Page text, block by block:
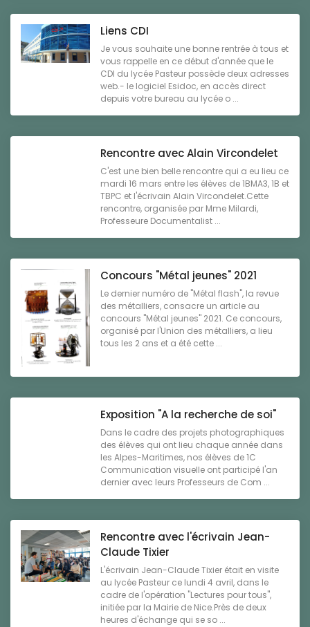
Liens CDI
Je vous souhaite une bonne rentrée à tous et
vous rappelle en ce début d'année que le
CDI du lycée Pasteur possède deux adresses
web.- le logiciel Esidoc, en accès direct
depuis votre bureau au lycée o ...
Rencontre avec Alain Vircondelet
C'est une bien belle rencontre qui a eu lieu ce
mardi 16 mars entre les élèves de 1BMA3, 1B et
TBPC et l'écrivain Alain Vircondelet.Cette
rencontre, organisée par Mme Milardi,
Professeure Documentalist ...
Concours "Métal jeunes" 2021
Le dernier numéro de "Métal flash", la revue
des métalliers, consacre un article au
concours "Métal jeunes" 2021. Ce concours,
organisé par l'Union des métalliers, a lieu
tous les 2 ans et a été cette ...
Exposition "A la recherche de soi"
Dans le cadre des projets photographiques
des élèves qui ont lieu chaque année dans
les Alpes-Maritimes, nos élèves de 1C
Communication visuelle ont participé l'an
dernier avec leurs Professeurs de Com ...
Rencontre avec l'écrivain Jean-
Claude Tixier
L'écrivain Jean-Claude Tixier était en visite
au lycée Pasteur ce lundi 4 avril, dans le
cadre de l'opération "Lectures pour tous",
initiée par la Mairie de Nice.Près de deux
heures d'échange qui se so ...